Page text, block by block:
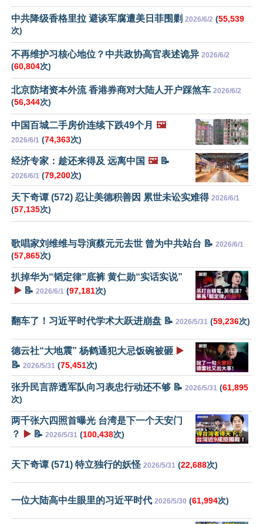
中共降级香格里拉 避谈军腐遭美日菲围剿 2026/6/2 (55,539
次)
不再维护习核心地位？中共政协高官表述诡异 2026/6/2
(60,804次)
北京防堵资本外流 香港券商对大陆人开户踩煞车 2026/6/2
(56,344次)
中国百城二手房价连续下跌49个月 🖼️
2026/6/1 (74,363次)
经济专家：趁还来得及 远离中国 🖼️📝
2026/6/1 (79,200次)
天下奇谭 (572) 忍让美德积善因 累世未讼实难得 2026/6/1
(57,135次)
歌唱家刘维维与导演蔡元元去世 曾为中共站台 📝 2026/6/1
(57,865次)
扒掉华为“韬定律”底裤 黄仁勋“实话实说”
▶️ 📝 2026/6/1 (97,181次)
翻车了！习近平时代学术大跃进崩盘 📝 2026/5/31 (59,236次)
德云社“大地震” 杨鹤通犯大忌饭碗被砸 ▶️
📝 2026/5/31 (75,451次)
张升民言辞透军队向习表忠行动还不够 📝 2026/5/31 (61,895
次)
两千张六四照首曝光 台湾是下一个天安门
？
▶️ 📝 2026/5/31 (100,438次)
天下奇谭 (571) 特立独行的妖怪 2026/5/31 (22,688次)
一位大陆高中生眼里的习近平时代 2026/5/30 (61,994次)